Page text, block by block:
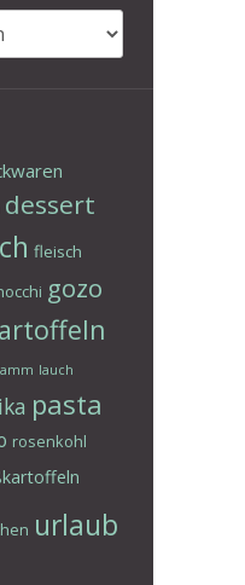
dessert
fleisch
gozo
lauch
pasta
rosenkohl
urlaub